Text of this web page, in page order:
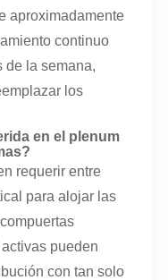
aproximadamente
continuo
de la semana,
los
en el plenum
requerir entre
para alojar las
pueden
con tan solo